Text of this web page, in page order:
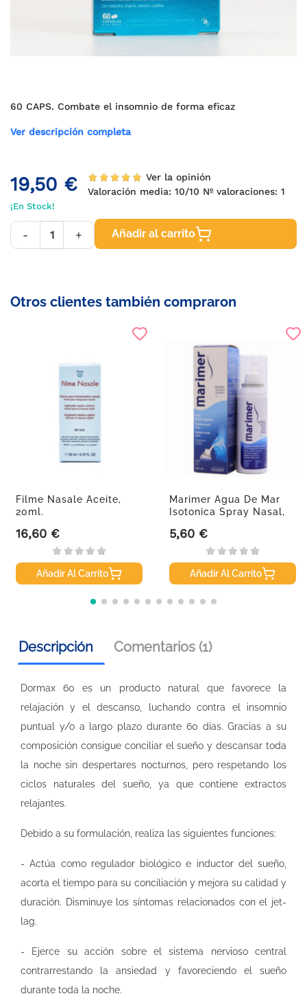
60 CAPS. Combate el insomnio de forma eficaz
Ver descripción completa
19,50 €
Ver la opinión
Valoración media: 10/10 Nº valoraciones: 1
¡En Stock!
- + Añadir al carrito
Otros clientes también compraron
Filme Nasale Aceite,
20ml.
Precio
16,60 €
Añadir Al Carrito
Marimer Agua De Mar
Isotonica Spray Nasal,
Precio
5,60 €
Añadir Al Carrito
Descripción Comentarios (1)
Dormax 60 es un producto natural que favorece la
relajación y el descanso, luchando contra el insomnio
puntual y/o a largo plazo durante 60 días. Gracias a su
composición consigue conciliar el sueño y descansar toda
la noche sin despertares nocturnos, pero respetando los
ciclos naturales del sueño, ya que contiene extractos
relajantes.
Debido a su formulación, realiza las siguientes funciones:
- Actúa como regulador biológico e inductor del sueño,
acorta el tiempo para su conciliación y mejora su calidad y
duración. Disminuye los síntomas relacionados con el jet-
lag.
- Ejerce su acción sobre el sistema nervioso central
contrarrestando la ansiedad y favoreciendo el sueño
durante toda la noche.